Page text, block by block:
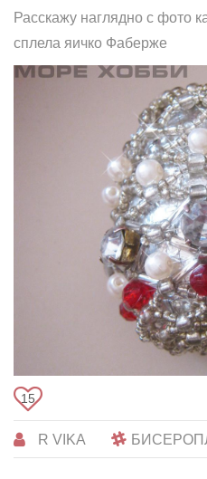
Расскажу наглядно с фото
сплела яичко Фаберже
15
R VIKA